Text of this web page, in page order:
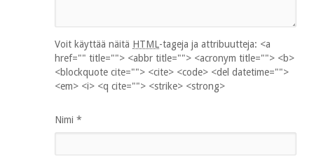
Voit käyttää näitä HTML-tageja ja attribuutteja: <a
href="" title=""> <abbr title=""> <acronym title=""> <b>
<blockquote cite=""> <cite> <code> <del datetime="">
<em> <i> <q cite=""> <strike> <strong>
Nimi *